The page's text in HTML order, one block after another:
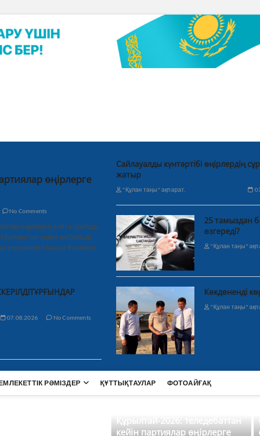
өңірлерге
No Comments
өңірлерге қайта оралды
Қазақстан үшін» мобильді
керуеннің бағыты Ұзынкөл,
Сайлауалды күнтәртібі өңірлердің
жатыр
"Құлан таңы" ақпарат.
25 тамыздан
өзгереді?
"Құлан таңы"
07.08.2026 No Comments
Көкдөненді
"Құлан таңы"
РӘМІЗДЕР ҚҰТТЫҚТАУЛАР ФОТОАЙҒАҚ
Құрылтай-2026: теледебаттан
кейін партиялар өңірлерге